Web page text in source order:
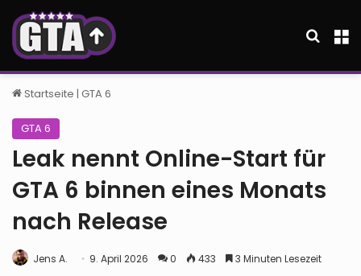
Startseite | GTA 6
GTA 6
Leak nennt Online-Start für
GTA 6 binnen eines Monats
nach Release
Jens A. 9. April 2026 0 433 3 Minuten Lesezeit